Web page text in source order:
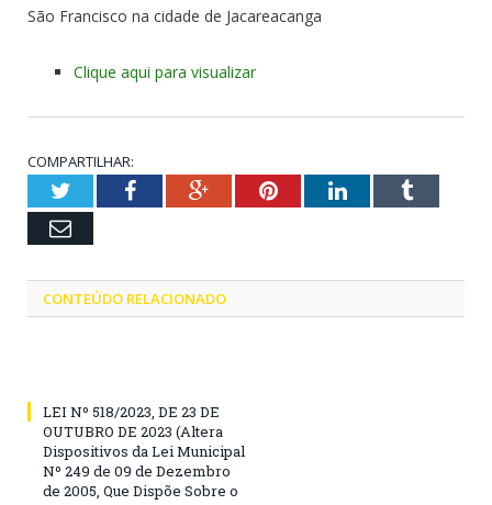
São Francisco na cidade de Jacareacanga
Clique aqui para visualizar
COMPARTILHAR:
TwitterFacebookGoogle+PinterestLinkedInTumblr
Email
CONTEÚDO RELACIONADO
LEI Nº 518/2023, DE 23 DE
OUTUBRO DE 2023 (Altera
Dispositivos da Lei Municipal
Nº 249 de 09 de Dezembro
de 2005, Que Dispõe Sobre o